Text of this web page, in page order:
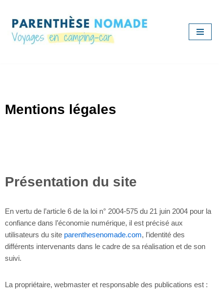
Aller
au
Mentions légales
Présentation du site
En vertu de l’article 6 de la loi n° 2004-575 du 21 juin 2004 pour la
confiance dans l’économie numérique, il est précisé aux
utilisateurs du site parenthesenomade.com, l’identité des
différents intervenants dans le cadre de sa réalisation et de son
suivi.
La propriétaire, webmaster et responsable des publications est :